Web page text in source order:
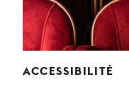
ACCESSIBILITÉ